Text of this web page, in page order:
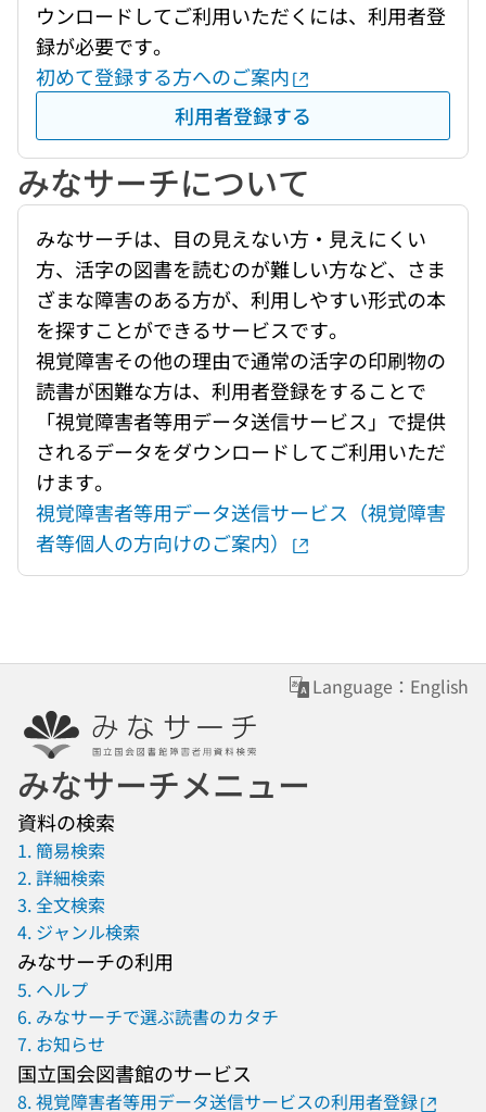
ウンロードしてご利用いただくには、利用者登
録が必要です。
初めて登録する方へのご案内
利用者登録する
みなサーチについて
みなサーチは、目の見えない方・見えにくい
方、活字の図書を読むのが難しい方など、さま
ざまな障害のある方が、利用しやすい形式の本
を探すことができるサービスです。
視覚障害その他の理由で通常の活字の印刷物の
読書が困難な方は、利用者登録をすることで
「視覚障害者等用データ送信サービス」で提供
されるデータをダウンロードしてご利用いただ
けます。
視覚障害者等用データ送信サービス（視覚障害
者等個人の方向けのご案内）
Language：English
みなサーチメニュー
資料の検索
1. 簡易検索
2. 詳細検索
3. 全文検索
4. ジャンル検索
みなサーチの利用
5. ヘルプ
6. みなサーチで選ぶ読書のカタチ
7. お知らせ
国立国会図書館のサービス
8. 視覚障害者等用データ送信サービスの利用者登録